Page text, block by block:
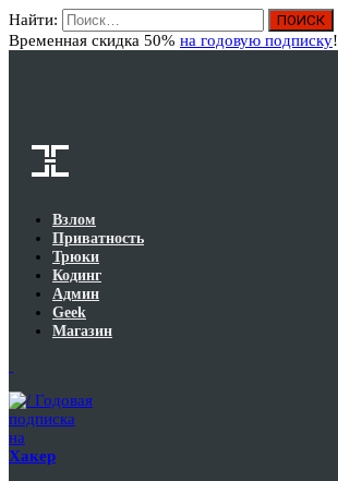
Найти:
Временная скидка 50% на годовую подписку!
Взлом
Приватность
Трюки
Кодинг
Админ
Geek
Магазин
Годовая
подписка
на
Хакер